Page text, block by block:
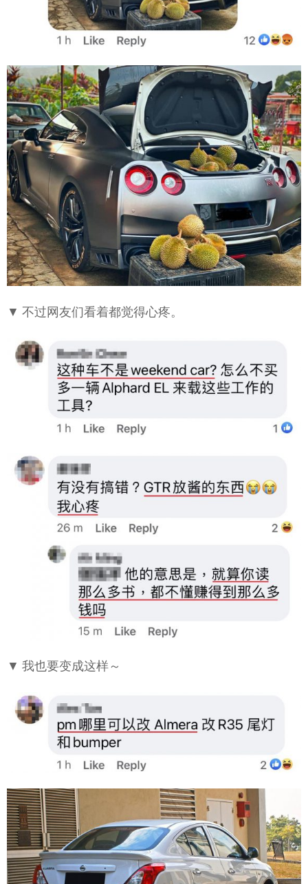
▼ 不过网友们看着都觉得心疼。
▼ 我也要变成这样～